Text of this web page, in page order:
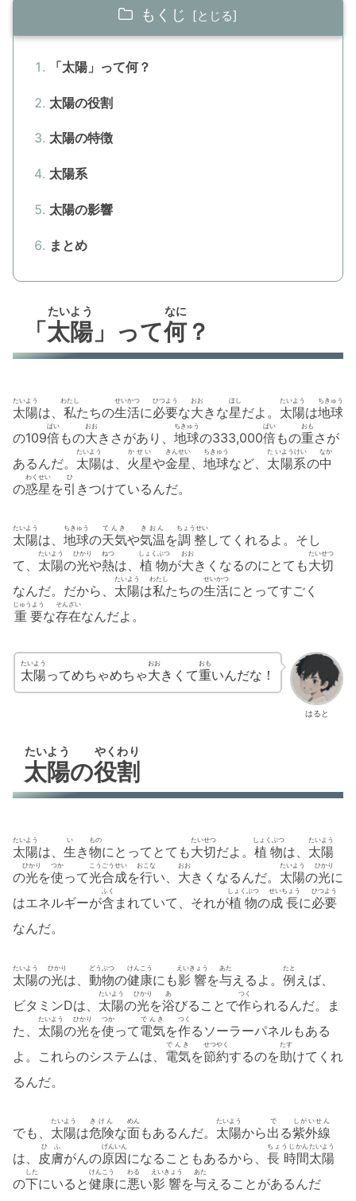
もくじ
「太陽」って何？
太陽の役割
太陽の特徴
太陽系
太陽の影響
まとめ
「太陽
たいよう
」って何
なに
？
太陽
たいよう
は、 私
わたし
たちの生活
せいかつ
に必要
ひつよう
な大
おお
きな星
ほし
だよ。 太陽
たいよう
は地球
ちきゅう
の109倍
ばい
もの大
おお
きさがあり、 地球
ちきゅう
の333,000倍
ばい
もの重
おも
さが
あるんだ。 太陽
たいよう
は、 火星
かせい
や金星
きんせい
地球
ちきゅう
など、 太陽系
た いようけい
の中
なか
の惑星
わくせい
を引
ひ
きつけているんだ。
太陽
たいよう
は、 地球
ちきゅう
の天気
てんき
や気温
きおん
を調整
ちょうせい
してくれるよ。そし
て、 太陽
たいよう
の光
ひかり
や熱
ねつ
は、 植物
しょくぶつ
が大
おお
きくなるのにとても大切
たいせつ
なんだ。だから、 太陽
たいよう
は私
わたし
たちの生活
せいかつ
にとってすごく
重要
じゅうよう
な存在
そんざい
なんだよ。
はると
太陽
たいよう
ってめちゃめちゃ大
おお
きくて重
おも
いんだな！
太陽
たいよう
の役割
やくわり
太陽
たいよう
は、 生
い
き物
もの
にとってとても大切
たいせつ
だよ。 植物
しょくぶつ
は、 太陽
たいよう
の光
ひかり
を使
つか
って光合成
こうごうせい
を行
おこな
い、 大
おお
きくなるんだ。 太陽
たいよう
の光
ひかり
に
はエネルギーが含
ふく
まれていて、それが植物
しょくぶつ
の成長
せいちょう
に必要
ひつよう
なんだ。
太陽
たいよう
の光
ひかり
は、 動物
どうぶつ
の健康
けんこう
にも影響
えいきょう
を与
あた
えるよ。 例
たと
えば、
ビタミンDは、 太陽
たいよう
の光
ひかり
を浴
あ
びることで作
つく
られるんだ。ま
た、 太陽
たいよう
の光
ひかり
を使
つか
って電気
でんき
を作
つく
るソーラーパネルもある
よ。これらのシステムは、 電気
でんき
を節約
せつやく
するのを助
たす
けてくれ
るんだ。
でも、 太陽
たいよう
は危険
きけん
な面
めん
もあるんだ。 太陽
たいよう
から出
で
る紫外線
しがいせん
は、 皮膚
ひふ
がんの原因
げんいん
になることもあるから、 長 時間
ちょうじかん
太陽
たいよう
の下
した
にいると健康
けんこう
に悪
わる
い影響
えいきょう
を与
あた
えることがあるんだ